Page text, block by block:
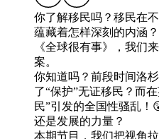
你了解移民吗？移民在
蕴藏着怎样深刻的内涵
《全球很有事》，我们
案。
你知道吗？前段时间洛
了“保护”无证移民？而
民”引发的全国性骚乱！
还是发展的力量？
本期节目，我们把视角